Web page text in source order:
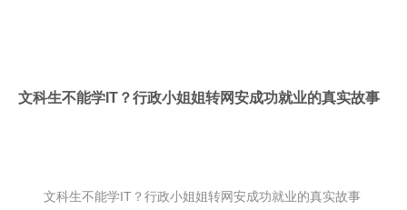
文科生不能学IT？行政小姐姐转网安成功就业的真实故事
文科生不能学IT？行政小姐姐转网安成功就业的真实故事